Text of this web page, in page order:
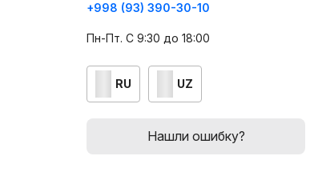
+998 (93) 390-30-10
Пн-Пт. С 9:30 до 18:00
RU UZ
Нашли ошибку?